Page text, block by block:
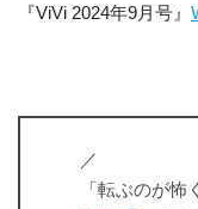
『ViVi 2024年9月号』
／
「転ぶのが怖